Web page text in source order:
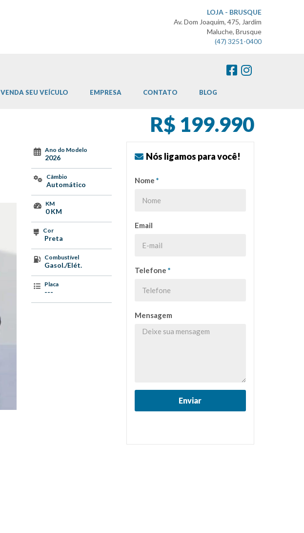
LOJA - BRUSQUE
Av. Dom Joaquim, 475, Jardim
Maluche, Brusque
(47) 3251-0400
VENDA SEU VEÍCULO EMPRESA CONTATO BLOG
R$ 199.990
Ano do Modelo
2026
Câmbio
Automático
KM
0 KM
Cor
Preta
Combustível
Gasol./Elét.
Placa
---
Nós ligamos para você!
Nome *
Email
Telefone *
Mensagem